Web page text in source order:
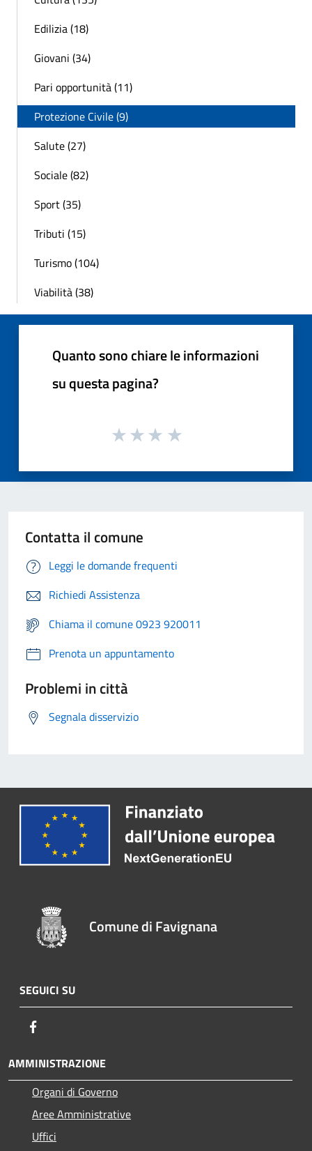
Edilizia (18)
Giovani (34)
Pari opportunità (11)
Protezione Civile (9)
Salute (27)
Sociale (82)
Sport (35)
Tributi (15)
Turismo (104)
Viabilità (38)
Quanto sono chiare le informazioni
su questa pagina?
Contatta il comune
Leggi le domande frequenti
Richiedi Assistenza
Chiama il comune 0923 920011
Prenota un appuntamento
Problemi in città
Segnala disservizio
Comune di Favignana
SEGUICI SU
AMMINISTRAZIONE
Organi di Governo
Aree Amministrative
Uffici